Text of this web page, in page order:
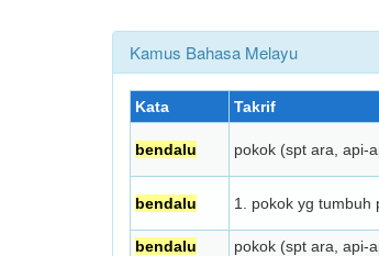
Kamus Bahasa Melayu
Kata Takrif
bendalu pokok (spt ara, api-
bendalu 1. pokok yg tumbuh
bendalu
pokok (spt ara, api-